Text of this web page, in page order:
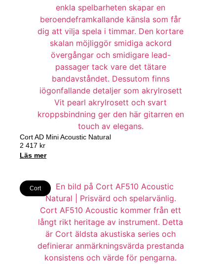
Cort AD Mini Acoustic Natural
2 417 kr
Läs mer
Cort